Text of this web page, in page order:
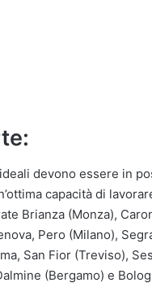
devono essere in
capacità di
Brianza (Monza),
Pero (Milano),
San Fior (Treviso),
(Bergamo) e